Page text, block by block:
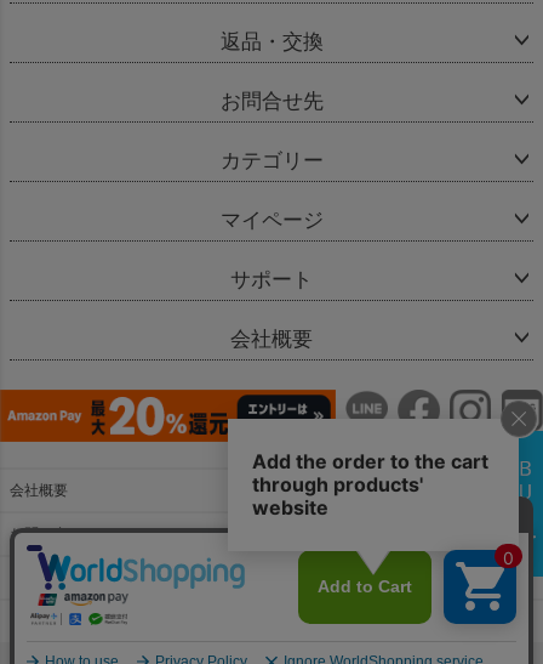
返品・交換
お問合せ先
カテゴリー
マイページ
サポート
会社概要
会社概要
お問い合わせ
特定商取引法に基づく表示
個人情報の取扱